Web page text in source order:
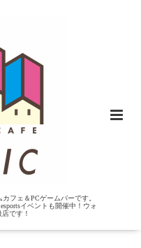
フェ＆PCゲームバーです。
イベントも開催中！ウォ
です！